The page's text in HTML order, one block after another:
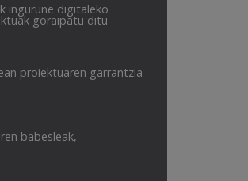
ingurune digitaleko
goraipatu ditu
proiektuaren garrantzia
babesleak,